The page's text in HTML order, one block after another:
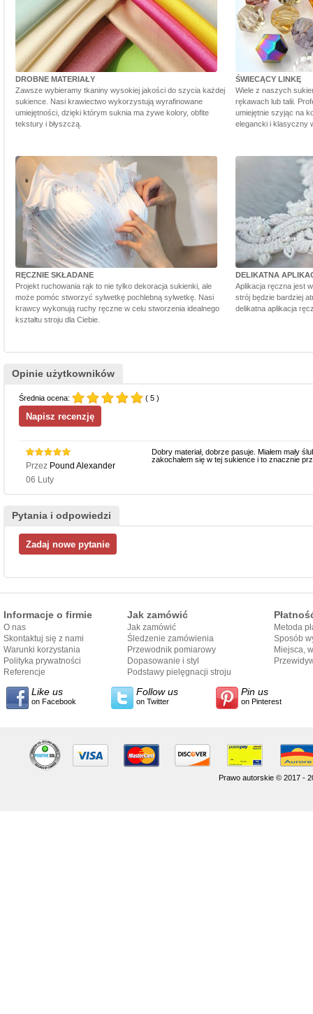
DROBNE MATERIAŁY
Zawsze wybieramy tkaniny wysokiej jakości do szycia każdej
sukience. Nasi krawiectwo wykorzystują wyrafinowane
umiejętności, dzięki którym suknia ma żywe kolory, obfite
tekstury i błyszczą.
ŚWIECĄCY LINKĘ
Wiele z naszych
rękawach lub talii.
umiejętnie szyjąc na
elegancki i klasyczny
RĘCZNIE SKŁADANE
Projekt ruchowania rąk to nie tylko dekoracja sukienki, ale
może pomóc stworzyć sylwetkę pochlebną sylwetkę. Nasi
krawcy wykonują ruchy ręczne w celu stworzenia idealnego
kształtu stroju dla Ciebie.
DELIKATNA
Aplikacja ręczna jest
strój będzie bardziej
delikatna aplikacja
Opinie użytkowników
Średnia ocena: ( 5 )
Przez Pound Alexander
06 Luty
Dobry materiał, dobrze pasuje. Miałem mały
zakochałem się w tej sukience i to znacznie
Pytania i odpowiedzi
Informacje o firmie
O nas
Skontaktuj się z nami
Warunki korzystania
Polityka prywatności
Referencje
Jak zamówić
Jak zamówić
Śledzenie zamówienia
Przewodnik pomiarowy
Dopasowanie i styl
przewodnika
Podstawy pielęgnacji stroju
Metoda
Sposób
Miejsca,
Like us
on Facebook
Follow us
on Twitter
Pin us
on Pinterest
Prawo autorskie © 2017 -